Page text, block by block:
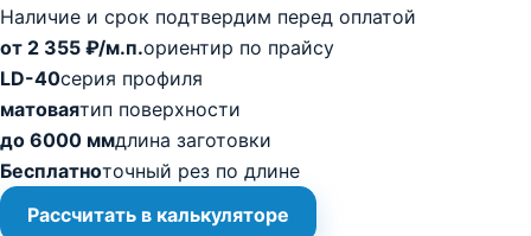
Наличие и срок подтвердим перед оплатой
от 2 355 ₽/м.п.ориентир по прайсу
LD-40серия профиля
матоваятип поверхности
до 6000 ммдлина заготовки
Бесплатноточный рез по длине
Рассчитать в калькуляторе